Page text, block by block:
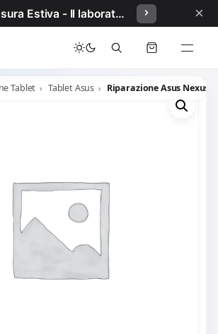
Chiusura Estiva - Il laboratorio resterà chiuso per ferie dal 29/06/2026 al 05/07/2026 compresi. ×
Tablet Tablet Asus Riparazione Asus Nexus 7